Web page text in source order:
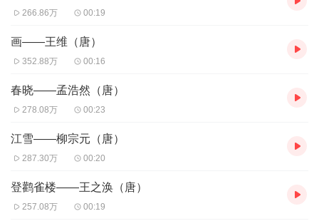
266.86万 00:19
画——王维（唐）
352.88万 00:16
春晓——孟浩然（唐）
278.08万 00:23
江雪——柳宗元（唐）
287.30万 00:20
登鹳雀楼——王之涣（唐）
257.08万 00:19